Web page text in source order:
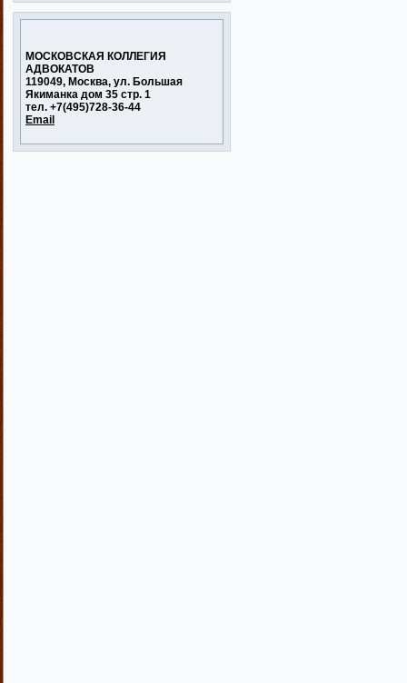
МОСКОВСКАЯ КОЛЛЕГИЯ
АДВОКАТОВ
119049, Москва, ул. Большая
Якиманка дом 35 стр. 1
тел. +7(495)728-36-44
Email